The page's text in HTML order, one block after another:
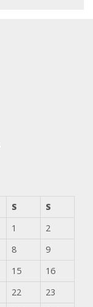
S
S
1
2
8
9
15
16
22
23